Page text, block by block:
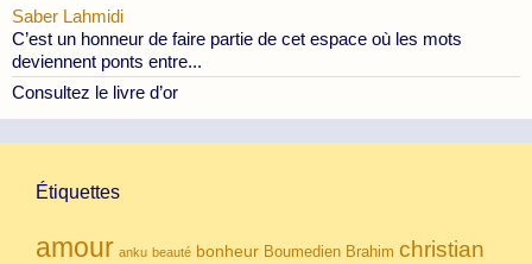
Saber Lahmidi
C’est un honneur de faire partie de cet espace où les mots
deviennent ponts entre...
Consultez le livre d’or
Étiquettes
amour anku beauté bonheur Boumedien Brahim christian